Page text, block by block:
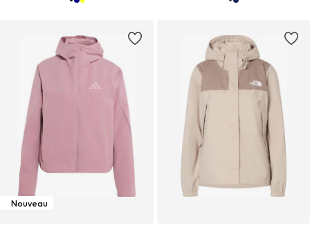
Nouveau